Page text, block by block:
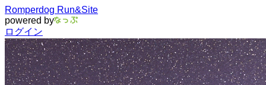
Romperdog Run&Site
powered by
ログイン